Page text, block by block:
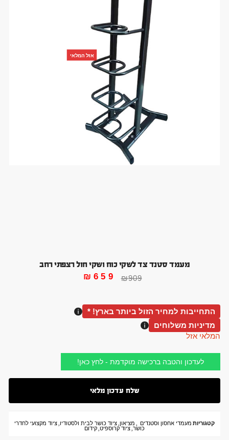
אזל המלאי
מעמד סטנד צד לשקי כוח ושקי חול רצפתי רחב
₪909
₪ 659
התחייבות למחיר הזול ביותר בארץ! *
מדיניות משלוחים
המלאי אזל
לעדכון והטבה ברכישה מוקדמת - לחץ כאן!
קטגוריות מעמדי אחסון וסטנדים , מציאון,ציוד כושר לבית ולסטודיו,ציוד מקצועי לחדרי
כושר,ציוד קרוספיט,קידום